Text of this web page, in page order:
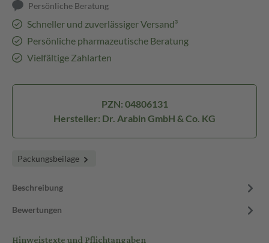
Persönliche Beratung
Schneller und zuverlässiger Versand³
Persönliche pharmazeutische Beratung
Vielfältige Zahlarten
PZN: 04806131
Hersteller: Dr. Arabin GmbH & Co. KG
Packungsbeilage
Beschreibung
Bewertungen